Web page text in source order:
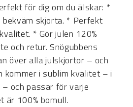
för dig om du älskar: *
bekväm skjorta. * Perfekt
* Gör julen 120%
och retur. Snögubbens
över alla julskjortor – och
kommer i sublim kvalitet – i
och passar för varje
är 100% bomull.